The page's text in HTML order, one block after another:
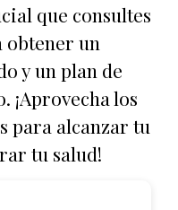
que consultes
obtener un
y un plan de
¡Aprovecha los
para alcanzar tu
tu salud!